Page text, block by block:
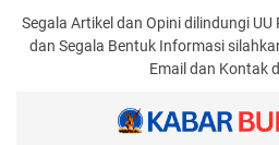
Segala Artikel dan Opini dilindungi UU
dan Segala Bentuk Informasi
Email dan Kontak